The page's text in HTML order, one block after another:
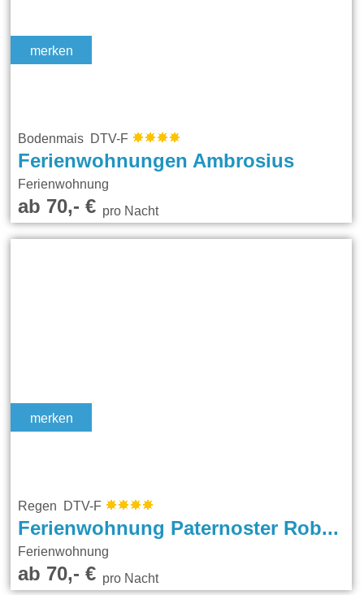
merken
Bodenmais DTV-F
Ferienwohnungen Ambrosius
Ferienwohnung
ab 70,- €pro Nacht
merken
Regen DTV-F
Ferienwohnung Paternoster Robert und Corinna
Ferienwohnung
ab 70,- €pro Nacht